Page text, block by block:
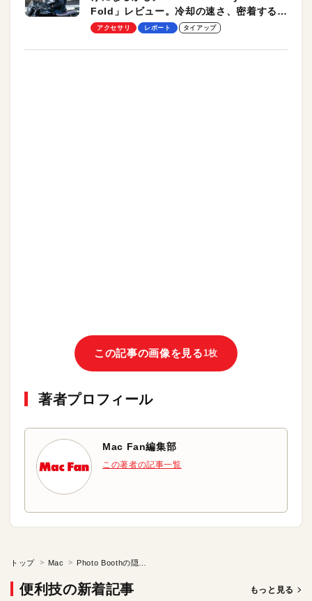
Fold」レビュー。冷却の速さ、密着する冷
却プレート、シンプルな操作性がグッド！
アクセサリ レポート タイアップ
この記事の画像を見る1枚
著者プロフィール
Mac Fan編集部
この著者の記事一覧
トップ Mac
便利技の新着記事 もっと見る